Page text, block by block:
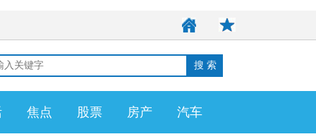
焦点 股票 房产 汽车